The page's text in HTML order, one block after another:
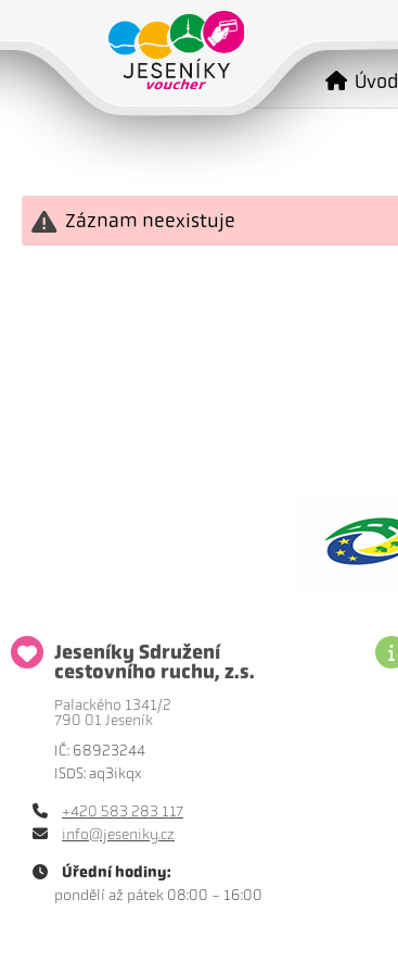
Úvod
Záznam neexistuje
Jeseníky Sdružení
cestovního ruchu, z.s.
Palackého 1341/2
790 01 Jeseník
IČ: 68923244
ISDS: aq3ikqx
+420 583 283 117
info@jeseniky.cz
Úřední hodiny:
pondělí až pátek 08:00 - 16:00